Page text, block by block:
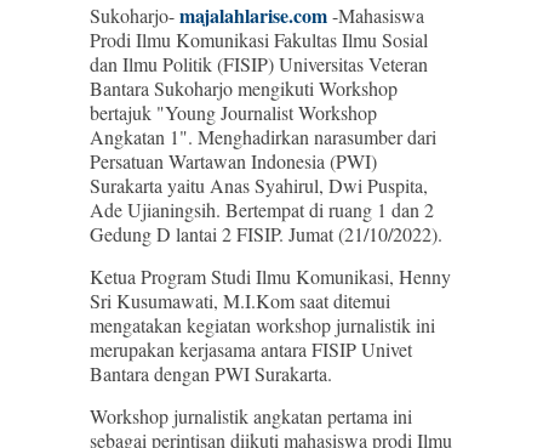
Sukoharjo-majalahlarise.com-Mahasiswa
Prodi Ilmu Komunikasi Fakultas Ilmu Sosial
dan Ilmu Politik (FISIP) Universitas Veteran
Bantara Sukoharjo mengikuti Workshop
bertajuk "Young Journalist Workshop
Angkatan 1". Menghadirkan narasumber dari
Persatuan Wartawan Indonesia (PWI)
Surakarta yaitu Anas Syahirul, Dwi Puspita,
Ade Ujianingsih. Bertempat di ruang 1 dan 2
Gedung D lantai 2 FISIP. Jumat (21/10/2022).
Ketua Program Studi Ilmu Komunikasi, Henny
Sri Kusumawati, M.I.Kom saat ditemui
mengatakan kegiatan workshop jurnalistik ini
merupakan kerjasama antara FISIP Univet
Bantara dengan PWI Surakarta.
Workshop jurnalistik angkatan pertama ini
sebagai perintisan diikuti mahasiswa prodi Ilmu